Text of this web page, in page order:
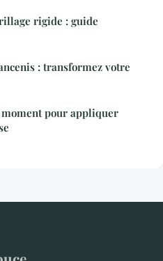
rigide : guide
: transformez votre
pour appliquer